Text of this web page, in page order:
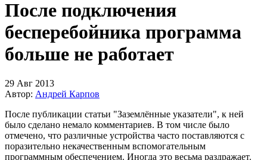
После подключения
бесперебойника программа
больше не работает
29 Авг 2013
Автор: Андрей Карпов
После публикации статьи "Заземлённые указатели", к ней
было сделано немало комментариев. В том числе было
отмечено, что различные устройства часто поставляются с
поразительно некачественным вспомогательным
программным обеспечением. Иногда это весьма раздражает.